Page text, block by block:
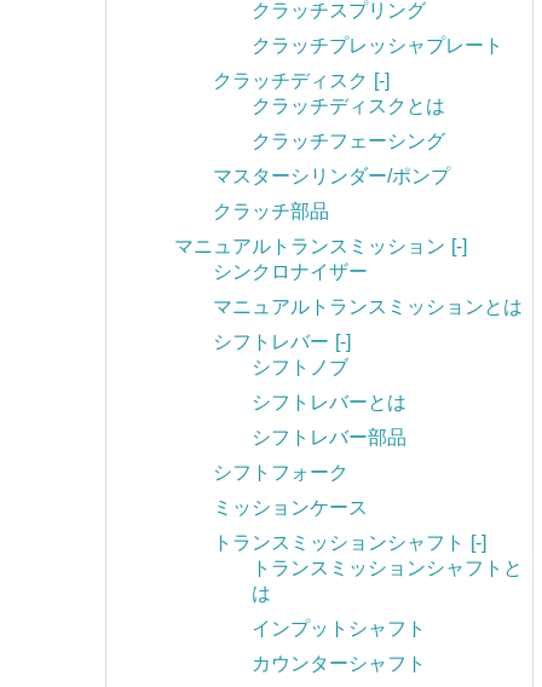
クラッチスプリング
クラッチプレッシャプレート
クラッチディスク [-]
クラッチディスクとは
クラッチフェーシング
マスターシリンダー/ポンプ
クラッチ部品
マニュアルトランスミッション [-]
シンクロナイザー
マニュアルトランスミッションとは
シフトレバー [-]
シフトノブ
シフトレバーとは
シフトレバー部品
シフトフォーク
ミッションケース
トランスミッションシャフト
[-]
トランスミッションシャフトと
は
インプットシャフト
カウンターシャフト